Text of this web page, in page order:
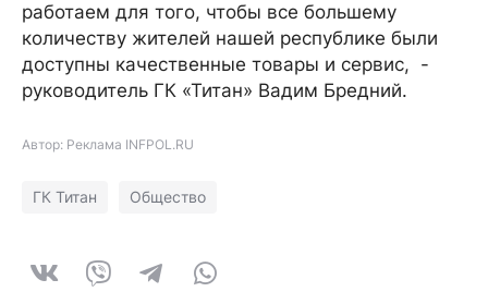
работаем для того, чтобы все большему
количеству жителей нашей республике были
доступны качественные товары и сервис, -
руководитель ГК «Титан» Вадим Бредний.
Автор: Реклама INFPOL.RU
ГК Титан Общество